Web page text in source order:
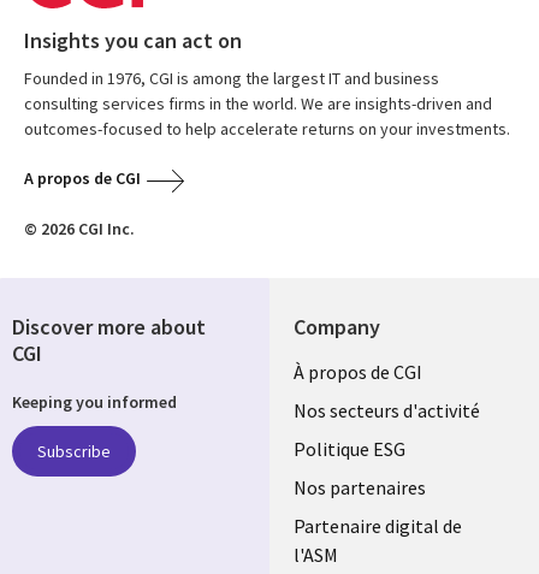
Insights you can act on
Founded in 1976, CGI is among the largest IT and business
consulting services firms in the world. We are insights-driven and
outcomes-focused to help accelerate returns on your investments.
A propos de CGI
© 2026 CGI Inc.
Company
Useful
links
FRANCE
À propos de CGI
Nos secteurs d'activité
Politique ESG
Nos partenaires
Partenaire digital de
l'ASM
Discover more about
CGI
Keeping you informed
Subscribe